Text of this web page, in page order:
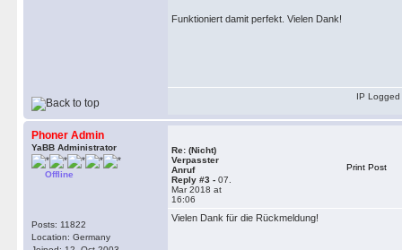
Funktioniert damit perfekt. Vielen Dank!
IP Logged
Phoner Admin
YaBB Administrator
Offline
Posts: 11822
Location: Germany
Re: (Nicht)
Verpasster
Anruf
Reply #3 - 07.
Mar 2018 at
16:06
Print Post
Vielen Dank für die Rückmeldung!